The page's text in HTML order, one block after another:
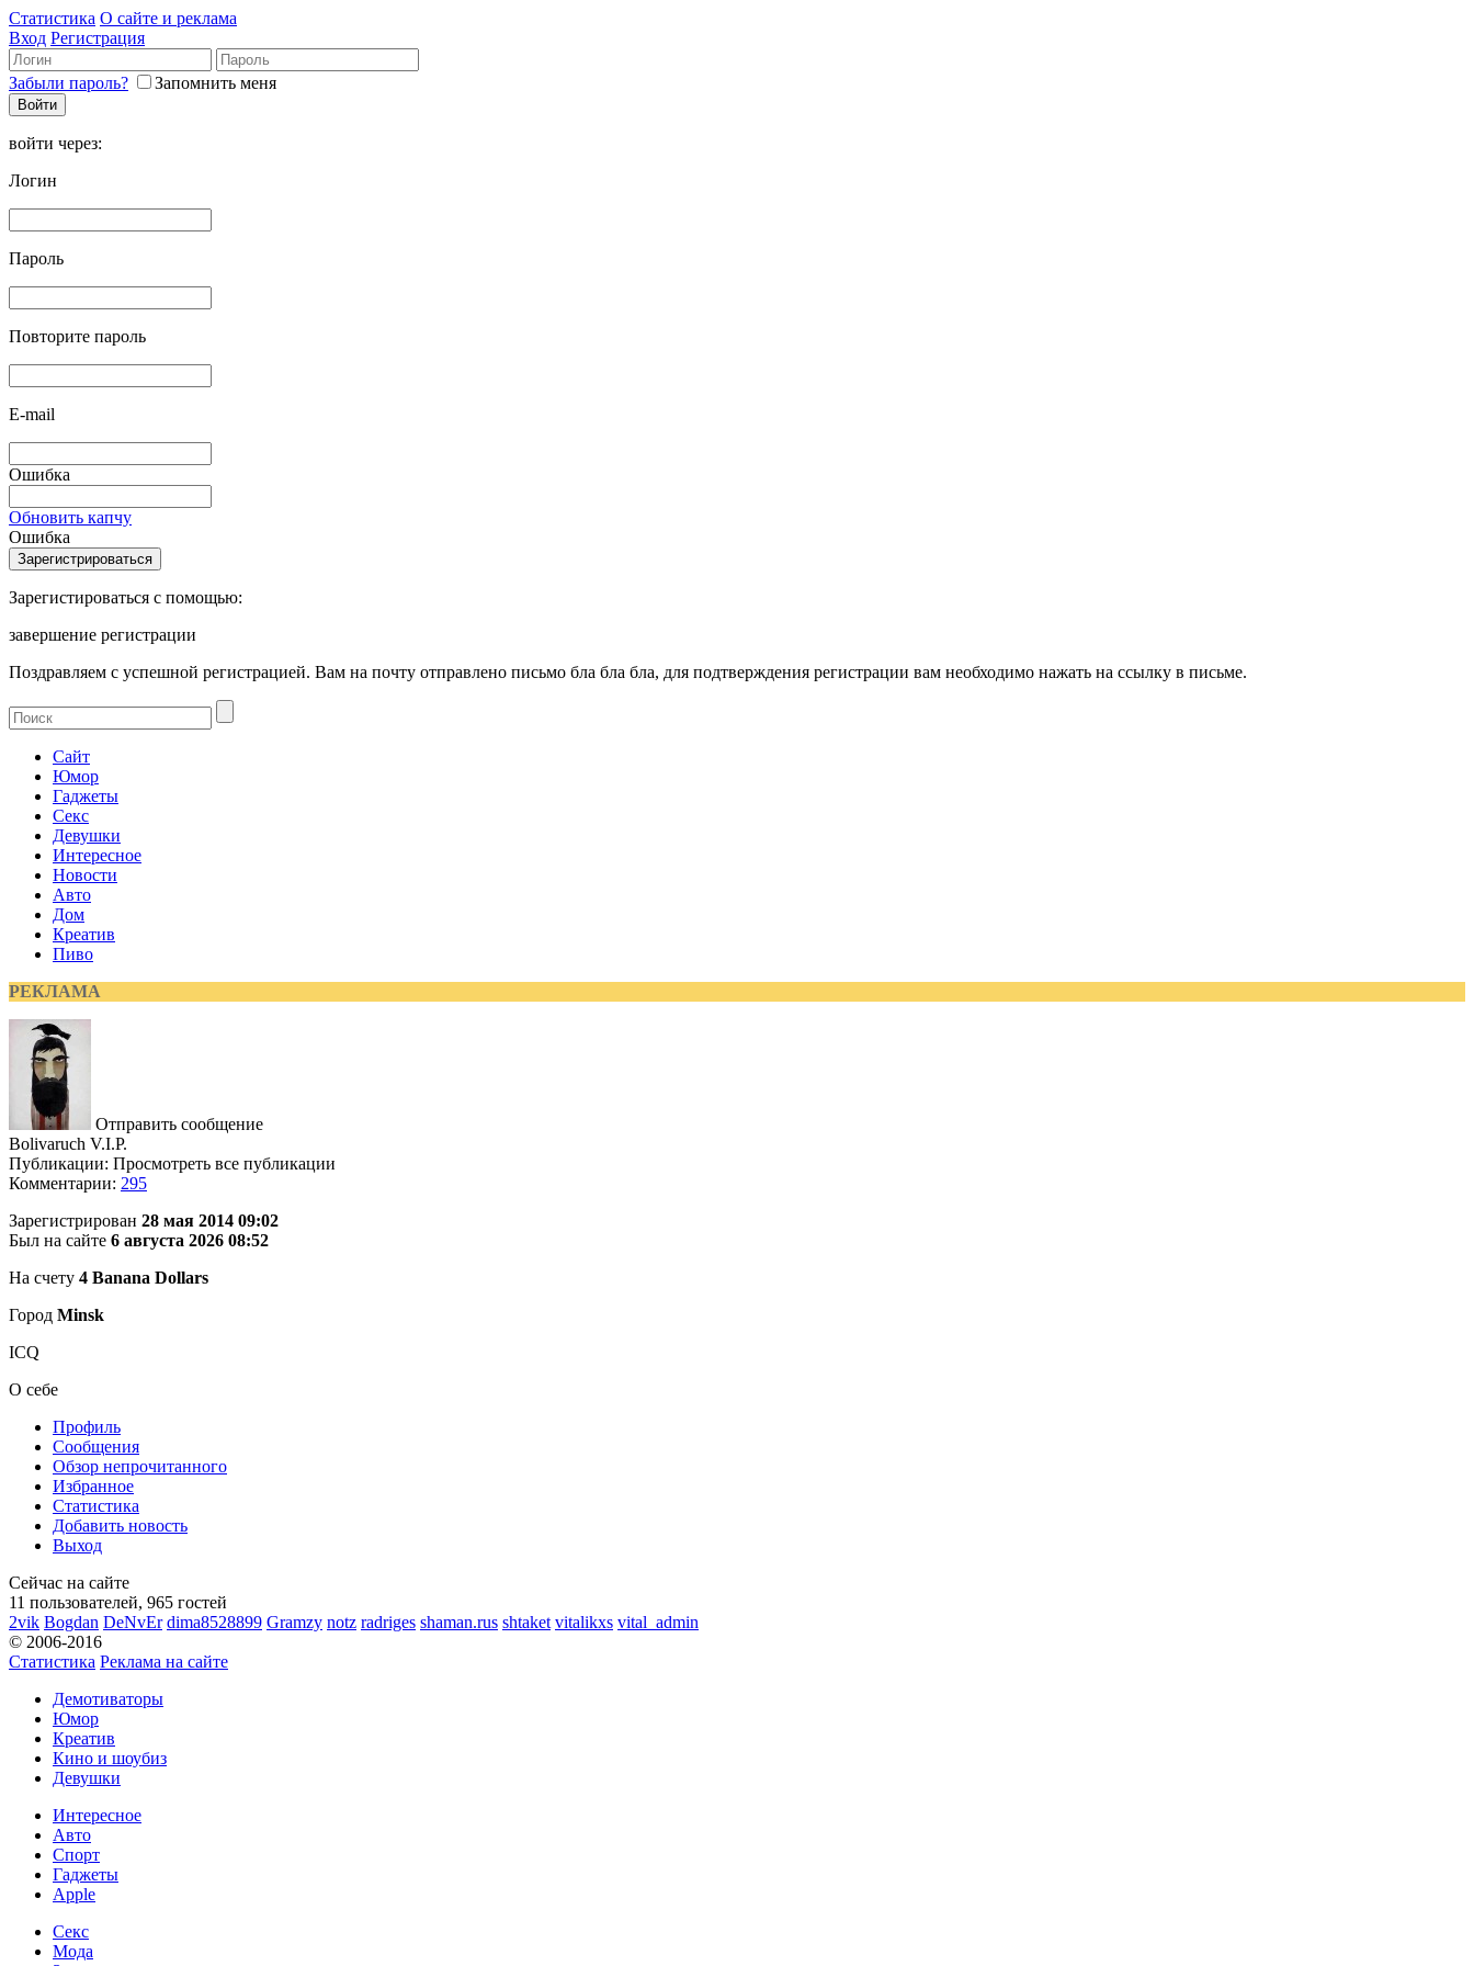
Статистика О сайте и реклама
Вход Регистрация
Забыли пароль? Запомнить меня
войти через:
Логин
Пароль
Повторите пароль
E-mail
Ошибка
Обновить капчу
Ошибка
Зарегистироваться с помощью:
завершение регистрации
Поздравляем с успешной регистрацией. Вам на почту отправлено письмо бла бла бла, для подтверждения регистрации вам необходимо нажать на ссылку в письме.
Сайт
Юмор
Гаджеты
Секс
Девушки
Интересное
Новости
Авто
Дом
Креатив
Пиво
РЕКЛАМА
Отправить сообщение
Bolivaruch V.I.P.
Публикации: Просмотреть все публикации
Комментарии: 295
Зарегистрирован 28 мая 2014 09:02
Был на сайте 6 августа 2026 08:52
На счету 4 Banana Dollars
Город Minsk
ICQ
О себе
Профиль
Сообщения
Обзор непрочитанного
Избранное
Статистика
Добавить новость
Выход
Сейчас на сайте
11 пользователей, 965 гостей
2vik Bogdan DeNvEr dima8528899 Gramzy notz radriges shaman.rus shtaket vitalikxs vital_admin
© 2006-2016
Статистика Реклама на сайте
Демотиваторы
Юмор
Креатив
Кино и шоубиз
Девушки
Интересное
Авто
Спорт
Гаджеты
Apple
Секс
Мода